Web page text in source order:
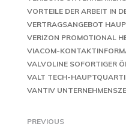
VORTEILE DER ARBEIT IN
VERTRAGSANGEBOT
VERIZON PROMOTIONAL
VIACOM-
VALVOLINE SOFORTIGER
VALT TECH-
VANTIV
PREVIOUS